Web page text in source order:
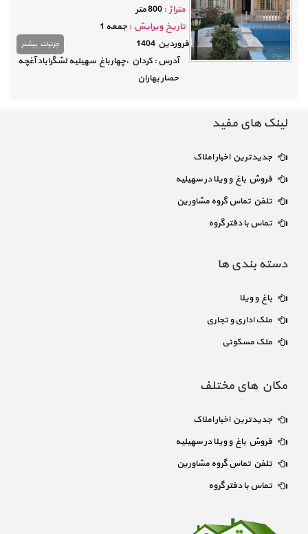
جزئيات بيشتر
متراژ :800 متر
تاريخ ویرایش :
جمعه 1
فروردين 1404
آدرس : کردان ،چهارباغ سهیلیه لشگراباد آغچه
حصار بهاران
لینک های مفید
جدیدترین اخبار املاک
فروش باغ و ویلا در سهیلیه
تلفن تماس گروه مشاورین
تماس با دفتر گروه
دسته بندی ها
باغ و ویلا
ملک اداری و تجاری
ملک مسکونی
مکان های مختلف
جدیدترین اخبار املاک
فروش باغ و ویلا در سهیلیه
تلفن تماس گروه مشاورین
تماس با دفتر گروه